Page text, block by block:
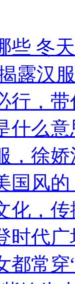
些 冬
露汉
行，
什么
，徐
国风
化，
时代
都常